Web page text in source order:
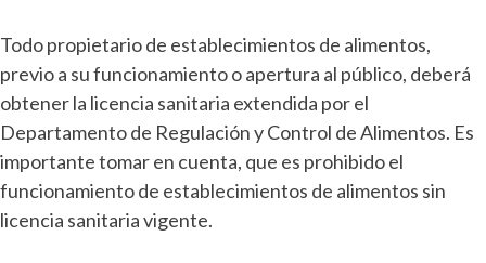
Todo propietario de establecimientos de alimentos,
previo a su funcionamiento o apertura al público, deberá
obtener la licencia sanitaria extendida por el
Departamento de Regulación y Control de Alimentos. Es
importante tomar en cuenta, que es prohibido el
funcionamiento de establecimientos de alimentos sin
licencia sanitaria vigente.